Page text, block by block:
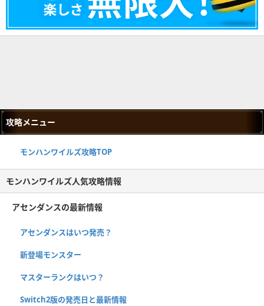
攻略メニュー
モンハンワイルズ攻略TOP
モンハンワイルズ人気攻略情報
アセンダンスの最新情報
アセンダンスはいつ発売？
新登場モンスター
マスターランクはいつ？
Switch2版の発売日と最新情報